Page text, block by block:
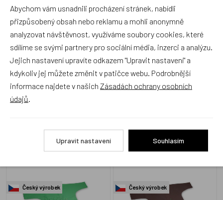
Produkt zatím nemá žádné hodnocení,buďte první, kdo
produkt ohodnotí!
Přidat hodnocení
Karnevalový overal zelený
Český výrobek
Karnevalový overal hnědý
Český výrobek
Abychom vám usnadnili procházení stránek, nabídli
přizpůsobený obsah nebo reklamu a mohli anonymně
analyzovat návštěvnost, využíváme soubory cookies, které
sdílíme se svými partnery pro sociální média, inzerci a analýzu.
Jejich nastavení upravíte odkazem "Upravit nastavení" a
kdykoliv jej můžete změnit v patičce webu. Podrobnější
informace najdete v našich Zásadách ochrany osobních
údajů
Upravit nastavení Souhlasím